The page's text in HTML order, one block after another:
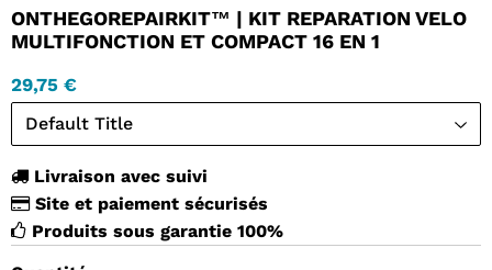
ONTHEGOREPAIRKIT™ | KIT REPARATION VELO
MULTIFONCTION ET COMPACT 16 EN 1
29,75 €
Livraison avec suivi
Site et paiement sécurisés
Produits sous garantie 100%